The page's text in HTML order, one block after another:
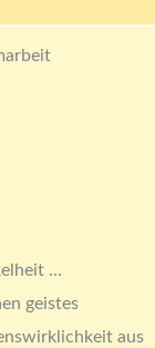
…
geistes
aus